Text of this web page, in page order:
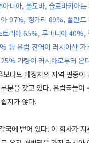
아니아, 몰도바, 슬로바키아
아 97%, 헝가리 89%, 폴란
리아 65%, 루마니아 40%,
등 유럽 전역이 러시아산 가
가량이 러시아로부터 온
보다도 매장지의 지역 편중이
분을 갖고 있다. 유럽국들이
지가 않다.
국에 뻗어 있다. 이 회사가